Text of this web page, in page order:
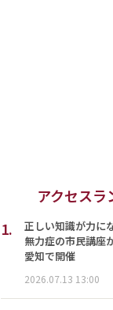
アクセスラ
1.
正しい知識が力
無力症の市民講座
愛知で開催
2026.07.13 13:00